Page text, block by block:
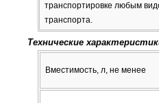
транспортировке любым
транспорта.
Технические
Вместимость, л, не менее